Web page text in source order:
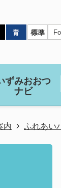
ずみおおつ
ナビ
内 ふれあい